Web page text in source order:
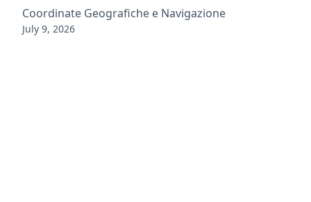
Coordinate Geografiche e Navigazione
July 9, 2026